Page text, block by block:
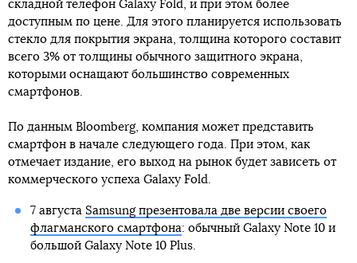
складной телефон Galaxy Fold, и при этом более
доступным по цене. Для этого планируется использовать
стекло для покрытия экрана, толщина которого составит
всего 3% от толщины обычного защитного экрана,
которыми оснащают большинство современных
смартфонов.
По данным Bloomberg, компания может представить
смартфон в начале следующего года. При этом, как
отмечает издание, его выход на рынок будет зависеть от
коммерческого успеха Galaxy Fold.
7 августа Samsung презентовала две версии своего
флагманского смартфона: обычный Galaxy Note 10 и
большой Galaxy Note 10 Plus.